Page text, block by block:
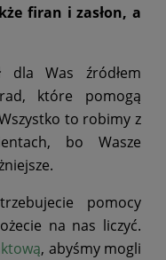
firan i zasłon, a
dla Was źródłem
które pomogą
to robimy z
bo Wasze
pomocy
na nas liczyć.
, abyśmy mogli